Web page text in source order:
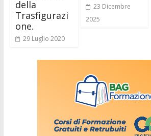
della
Trasfigurazi
one.
29 Luglio 2020
23 Dicembre
2025